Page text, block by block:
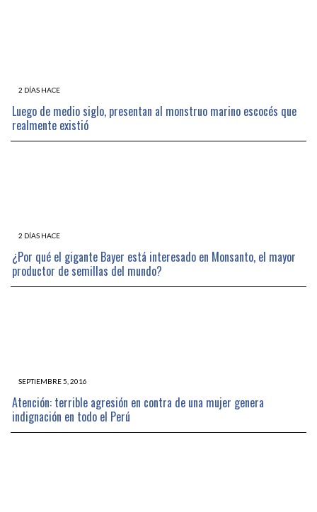
2 DÍAS HACE
Luego de medio siglo, presentan al monstruo marino escocés que
realmente existió
2 DÍAS HACE
¿Por qué el gigante Bayer está interesado en Monsanto, el mayor
productor de semillas del mundo?
SEPTIEMBRE 5, 2016
Atención: terrible agresión en contra de una mujer genera
indignación en todo el Perú